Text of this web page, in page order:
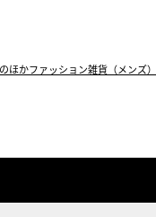
ほかファッション雑貨（メンズ）